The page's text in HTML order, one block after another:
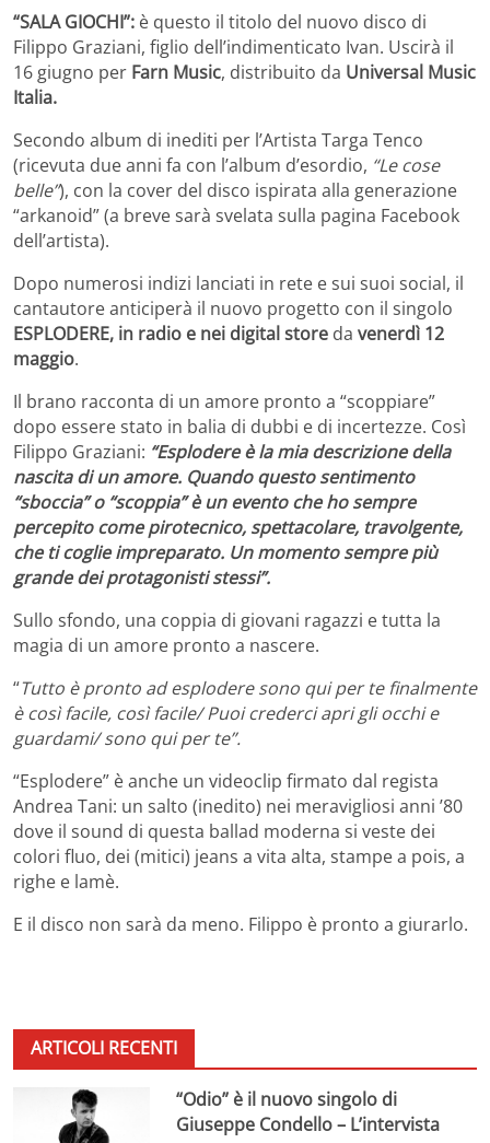
“SALA GIOCHI”: è questo il titolo del nuovo disco di
Filippo Graziani, figlio dell’indimenticato Ivan. Uscirà il
16 giugno per Farn Music, distribuito da Universal Music
Italia.
Secondo album di inediti per l’Artista Targa Tenco
(ricevuta due anni fa con l’album d’esordio, “Le cose
belle”), con la cover del disco ispirata alla generazione
“arkanoid” (a breve sarà svelata sulla pagina Facebook
dell’artista).
Dopo numerosi indizi lanciati in rete e sui suoi social, il
cantautore anticiperà il nuovo progetto con il singolo
ESPLODERE, in radio e nei digital store da venerdì 12
maggio.
Il brano racconta di un amore pronto a “scoppiare”
dopo essere stato in balia di dubbi e di incertezze. Così
Filippo Graziani: “Esplodere è la mia descrizione della
nascita di un amore. Quando questo sentimento
“sboccia” o “scoppia” è un evento che ho sempre
percepito come pirotecnico, spettacolare, travolgente,
che ti coglie impreparato. Un momento sempre più
grande dei protagonisti stessi”.
Sullo sfondo, una coppia di giovani ragazzi e tutta la
magia di un amore pronto a nascere.
“Tutto è pronto ad esplodere sono qui per te finalmente
è così facile, così facile/ Puoi crederci apri gli occhi e
guardami/ sono qui per te”.
“Esplodere” è anche un videoclip firmato dal regista
Andrea Tani: un salto (inedito) nei meravigliosi anni ’80
dove il sound di questa ballad moderna si veste dei
colori fluo, dei (mitici) jeans a vita alta, stampe a pois, a
righe e lamè.
E il disco non sarà da meno. Filippo è pronto a giurarlo.
ARTICOLI RECENTI
“Odio” è il nuovo singolo di
Giuseppe Condello – L’intervista